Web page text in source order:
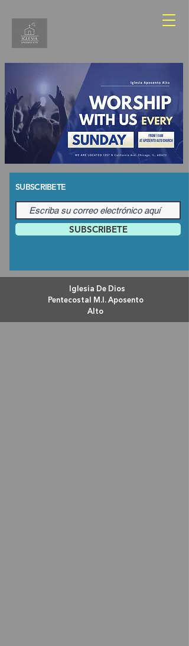
SUBSCRIBETE
SUBSCRIBETE
Iglesia De Dios
Pentecostal M.I. Aposento
Alto